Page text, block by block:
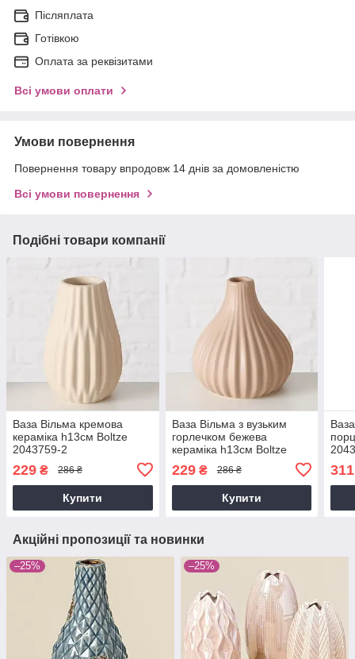
Післяплата
Готівкою
Оплата за реквізитами
Всі умови оплати
Умови повернення
Повернення товару впродовж 14 днів за домовленістю
Всі умови повернення
Подібні товари компанії
Ваза Вільма кремова
кераміка h13см Boltze
2043759-2
229 ₴ 286 ₴
Купити
Ваза Вільма з вузьким
горлечком бежева
кераміка h13см Boltze
229₴ 286 ₴
Купити
311
Акційні пропозиції та новинки
–25% –25%